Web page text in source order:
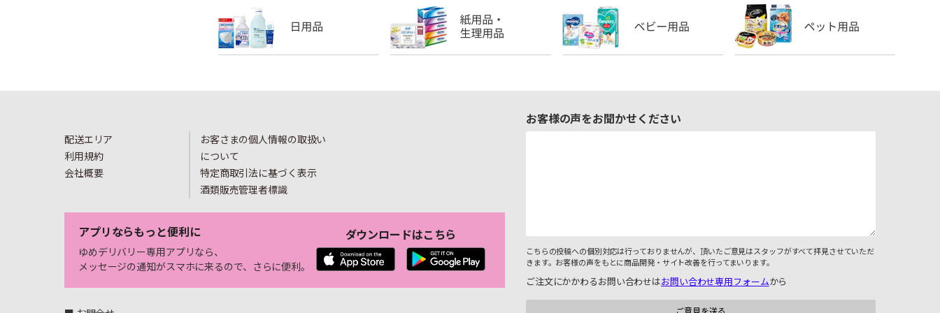
配送エリア
利用規約
会社概要
お客さまの個人情報の取扱い
について
特定商取引法に基づく表示
酒類販売管理者標識
アプリならもっと便利に
ゆめデリバリー専用アプリなら、
メッセージの通知がスマホに来るので、さらに便利。
ダウンロードはこちら
お客様の声をお聞かせください
こちらの投稿への個別対応は行っておりませんが、頂いたご意見はスタッフがすべて拝見させていただ
きます。お客様の声をもとに商品開発・サイト改善を行ってまいります。
ご注文にかかわるお問い合わせはお問い合わせ専用フォームから